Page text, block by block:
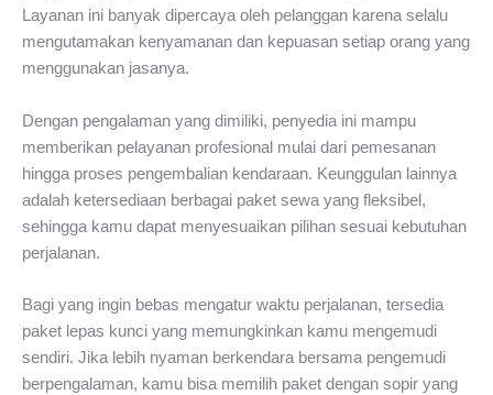
Layanan ini banyak dipercaya oleh pelanggan karena selalu
mengutamakan kenyamanan dan kepuasan setiap orang yang
menggunakan jasanya.
Dengan pengalaman yang dimiliki, penyedia ini mampu
memberikan pelayanan profesional mulai dari pemesanan
hingga proses pengembalian kendaraan. Keunggulan lainnya
adalah ketersediaan berbagai paket sewa yang fleksibel,
sehingga kamu dapat menyesuaikan pilihan sesuai kebutuhan
perjalanan.
Bagi yang ingin bebas mengatur waktu perjalanan, tersedia
paket lepas kunci yang memungkinkan kamu mengemudi
sendiri. Jika lebih nyaman berkendara bersama pengemudi
berpengalaman, kamu bisa memilih paket dengan sopir yang